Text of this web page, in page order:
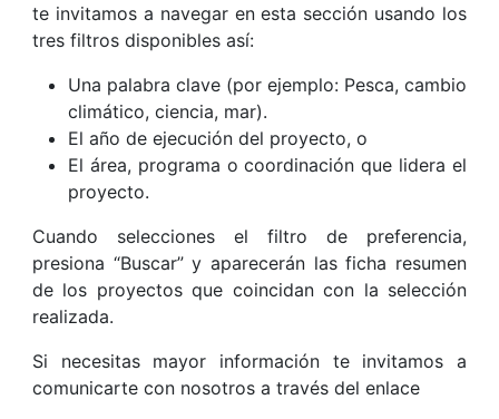
te invitamos a navegar en esta sección usando los
tres filtros disponibles así:
Una palabra clave (por ejemplo: Pesca, cambio
climático, ciencia, mar).
El año de ejecución del proyecto, o
El área, programa o coordinación que lidera el
proyecto.
Cuando selecciones el filtro de preferencia,
presiona “Buscar” y aparecerán las ficha resumen
de los proyectos que coincidan con la selección
realizada.
Si necesitas mayor información te invitamos a
comunicarte con nosotros a través del enlace